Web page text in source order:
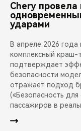
Chery
ударами
В апреле 2026 года
комплексный краш-
подтверждает
безопасности
отражает подход
(«Безопасность
пассажиров в